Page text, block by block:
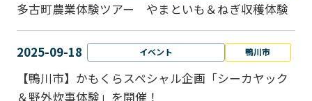
多古町農業体験ツアー やまといも＆ねぎ収穫体験
2025-09-18 イベント 鴨川市
【鴨川市】かもくらスペシャル企画「シーカヤック
＆野外炊事体験」を開催！